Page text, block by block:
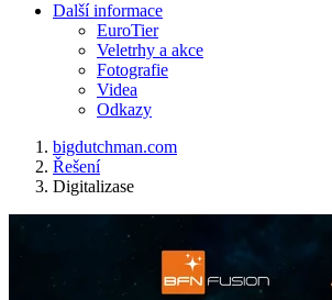
Další informace
EuroTier
Veletrhy a akce
Fotografie
Videa
Odkazy
bigdutchman.com
Řešení
Digitalizase